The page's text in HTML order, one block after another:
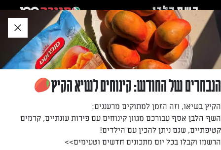
לאזור
תוכן
תחתון
חזרה לעמוד הבית
כרמלה ליברמן
—
הנבחרים של החודש: קינוחים לשיא הקיץ
הקיץ בשיאו, וזה הזמן למתוקים מרעננים:
השף הלבן אסף עבורכם מגוון קינוחים עם פירות עונתיים, קרמים
קטיפתיים, שגם ניתן להכין עם הילדים!
הרשמו וקבלו בכל יום מתכונים חדשים וטעימים>>